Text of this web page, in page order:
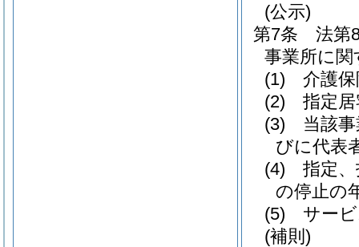
(公示)
第7条
法第
事業所に
(1)
介護
(2)
指定
(3)
当該
びに代表
(4)
指定
の停止の
(5)
サー
(補則)